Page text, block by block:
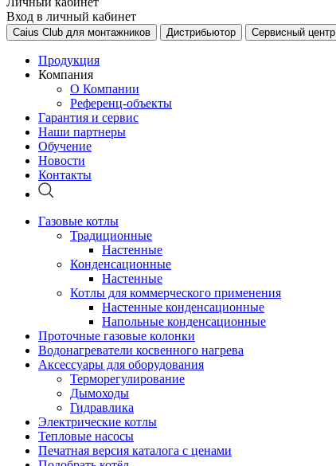
Вход в личный кабинет
Caius Club для монтажников Дистрибьютор Сервисный центр
Продукция
Компания
О Компании
Референц-объекты
Гарантия и сервис
Наши партнеры
Обучение
Новости
Контакты
Газовые котлы
Традиционные
Настенные
Конденсационные
Настенные
Котлы для коммерческого применения
Настенные конденсационные
Напольные конденсационные
Проточные газовые колонки
Водонагреватели косвенного нагрева
Аксессуары для оборудования
Терморегулирование
Дымоходы
Гидравлика
Электрические котлы
Тепловые насосы
Печатная версия каталога с ценами